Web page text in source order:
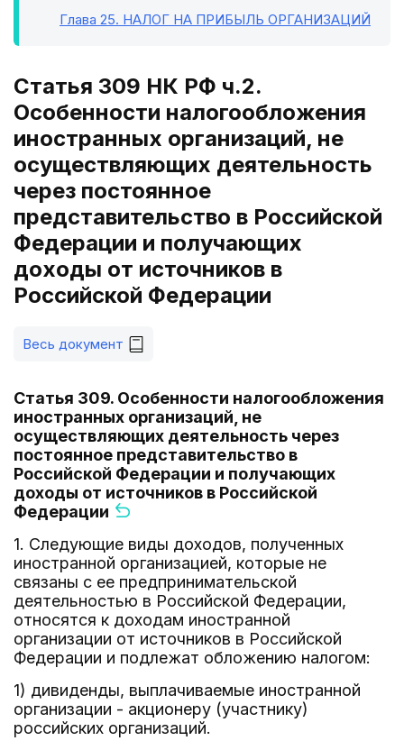
Глава 25. НАЛОГ НА ПРИБЫЛЬ ОРГАНИЗАЦИЙ
Статья 309 НК РФ ч.2.
Особенности налогообложения
иностранных организаций, не
осуществляющих деятельность
через постоянное
представительство в Российской
Федерации и получающих
доходы от источников в
Российской Федерации
Весь документ
Статья 309. Особенности налогообложения
иностранных организаций, не
осуществляющих деятельность через
постоянное представительство в
Российской Федерации и получающих
доходы от источников в Российской
Федерации
1. Следующие виды доходов, полученных
иностранной организацией, которые не
связаны с ее предпринимательской
деятельностью в Российской Федерации,
относятся к доходам иностранной
организации от источников в Российской
Федерации и подлежат обложению налогом:
1) дивиденды, выплачиваемые иностранной
организации - акционеру (участнику)
российских организаций.